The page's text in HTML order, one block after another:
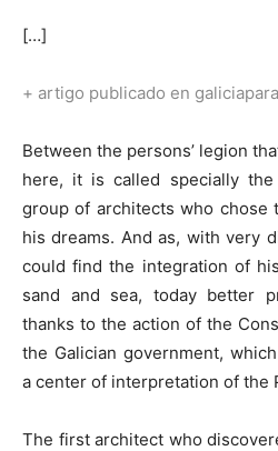
[…]
+ artigo publicado en
Between the persons’ legion
here, it is called specially
group of architects who chose
his dreams. And as, with very
could find the integration of
sand and sea, today better
thanks to the action of the
the Galician government,
a center of interpretation of the
The first architect who